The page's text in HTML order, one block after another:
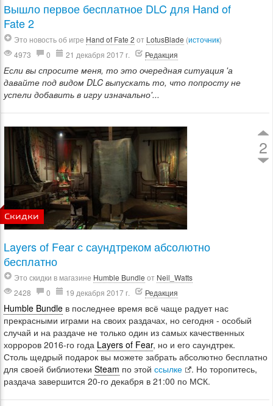
Вышло первое бесплатное DLC для Hand of
Fate 2
Это новость об игре Hand of Fate 2 от LotusBlade (источник)
4973
0 21 декабря 2017 г. Редакция
Если вы спросите меня, то это очередная ситуация 'а
давайте под видом DLC выпускать то, что попросту не
успели добавить в игру изначально'...
2
Скидки
Layers оf Fear с саундтреком абсолютно
бесплатно
Это скидки в магазине Humble Bundle от Neil_Watts
2428
0 19 декабря 2017 г. Редакция
Humble Bundle в последнее время всё чаще радует нас
прекрасными играми на своих раздачах, но сегодня - особый
случай и на раздаче не только один из самых качественных
хорроров 2016-го года Layers of Fear, но и его саундтрек.
Столь щедрый подарок вы можете забрать абсолютно бесплатно
для своей библиотеки Steam по этой ссылке
. Но торопитесь,
раздача завершится 20-го декабря в 21:00 по МСК.